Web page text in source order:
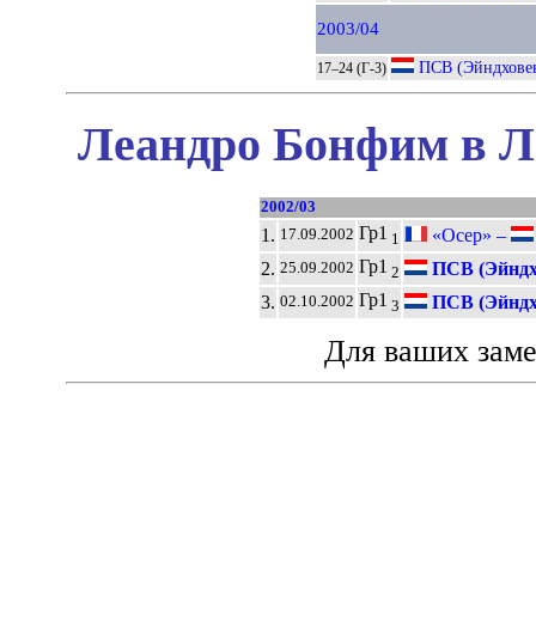
2003/04
17–24 (Г-3) ПСВ
Леандро Бонфим в
2002/03
1. 17.09.2002 Гр1 1 «Осер» –
2. 25.09.2002 Гр1 2
ПСВ
3. 02.10.2002 Гр1 3 ПСВ
Для ваших